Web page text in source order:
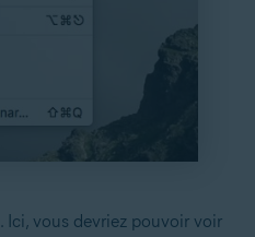
. Ici, vous devriez pouvoir voir